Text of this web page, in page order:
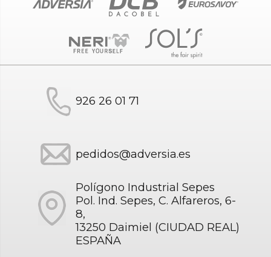
926 26 01 71
pedidos@adversia.es
Polígono Industrial Sepes
Pol. Ind. Sepes, C. Alfareros, 6-
8,
13250 Daimiel (CIUDAD REAL)
ESPAÑA